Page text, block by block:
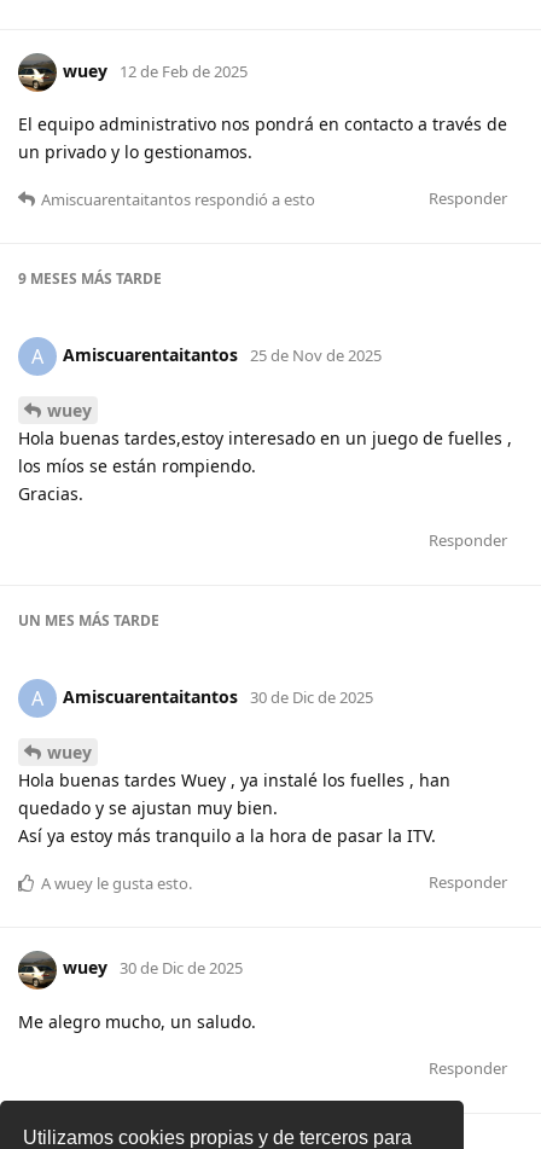
Utilizamos cookies propias y de terceros para
wuey 12 de Feb de 2025
El equipo administrativo nos pondrá en contacto a través de
un privado y lo gestionamos.
Responder
Amiscuarentaitantos respondió a esto
9 MESES MÁS TARDE
A Amiscuarentaitantos 25 de Nov de 2025
wuey
Hola buenas tardes,estoy interesado en un juego de fuelles ,
los míos se están rompiendo.
Gracias.
Responder
UN MES MÁS TARDE
A Amiscuarentaitantos 30 de Dic de 2025
wuey
Hola buenas tardes Wuey , ya instalé los fuelles , han
quedado y se ajustan muy bien.
Así ya estoy más tranquilo a la hora de pasar la ITV.
Responder
Awuey le gusta esto.
wuey 30 de Dic de 2025
Me alegro mucho, un saludo.
Responder